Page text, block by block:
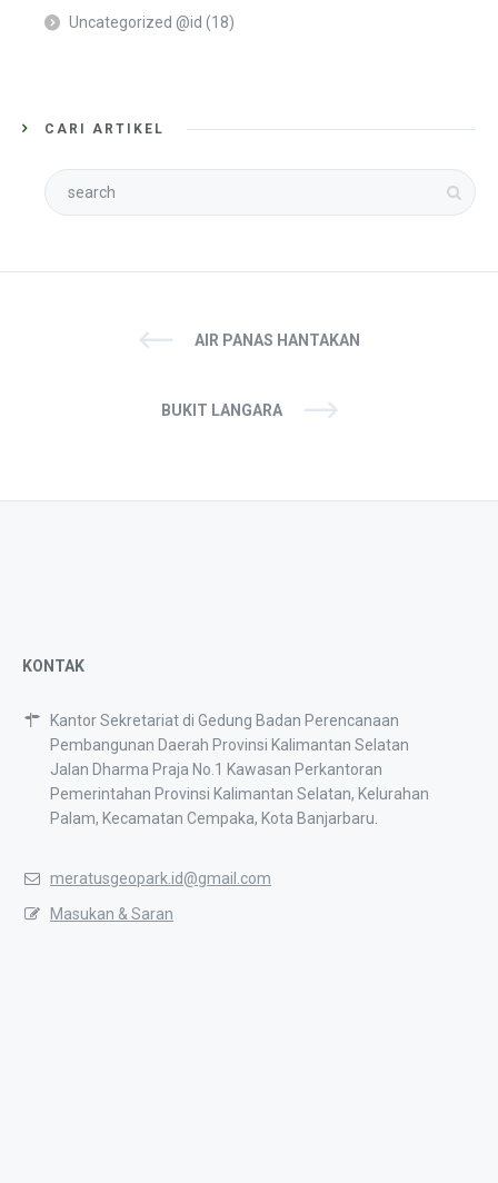
Uncategorized @id (18)
CARI ARTIKEL
AIR PANAS HANTAKAN
BUKIT LANGARA
KONTAK
Kantor Sekretariat di Gedung Badan Perencanaan
Pembangunan Daerah Provinsi Kalimantan Selatan
Jalan Dharma Praja No.1 Kawasan Perkantoran
Pemerintahan Provinsi Kalimantan Selatan, Kelurahan
Palam, Kecamatan Cempaka, Kota Banjarbaru.
meratusgeopark.id@gmail.com
Masukan & Saran